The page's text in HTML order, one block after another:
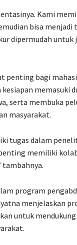
Kami
bisa menjadi
dipermudah untuk
penting bagi
memasuki
serta membuka
masyarakat.
tugas dalam
memiliki
program
menjelaskan
untuk